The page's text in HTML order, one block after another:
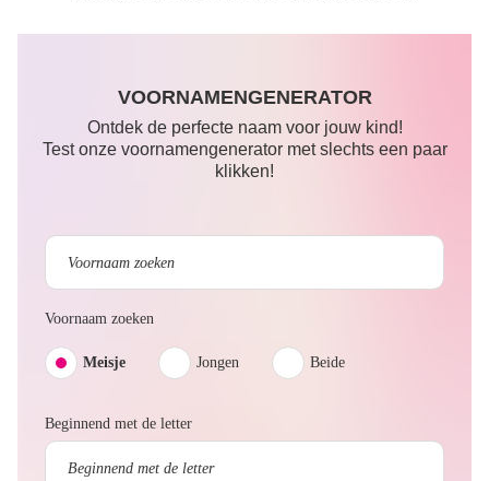
VOORNAMENGENERATOR
Ontdek de perfecte naam voor jouw kind!
Test onze voornamengenerator met slechts een paar
klikken!
Voornaam zoeken
Meisje Jongen Beide
Beginnend met de letter